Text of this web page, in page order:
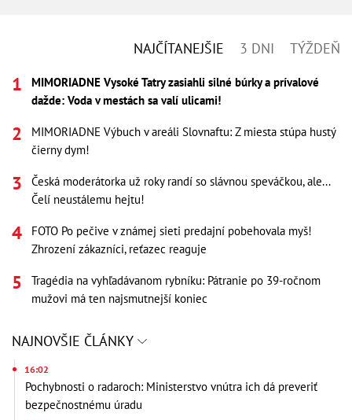
NAJČÍTANEJŠIE 3 DNI TÝŽDEŇ
MIMORIADNE Vysoké Tatry zasiahli silné búrky a prívalové
dažde: Voda v mestách sa valí ulicami!
MIMORIADNE Výbuch v areáli Slovnaftu: Z miesta stúpa hustý
čierny dym!
Česká moderátorka už roky randí so slávnou speváčkou, ale...
Čelí neustálemu hejtu!
FOTO Po pečive v známej sieti predajní pobehovala myš!
Zhrození zákazníci, reťazec reaguje
Tragédia na vyhľadávanom rybníku: Pátranie po 39-ročnom
mužovi má ten najsmutnejší koniec
NAJNOVŠIE ČLÁNKY
16:02
Pochybnosti o radaroch: Ministerstvo vnútra ich dá preveriť
bezpečnostnému úradu